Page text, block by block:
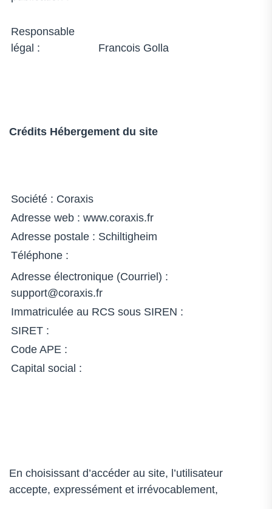
Responsable
légal :
Francois Golla
Crédits Hébergement du site
Société : Coraxis
Adresse web : www.coraxis.fr
Adresse postale : Schiltigheim
Téléphone :
Adresse électronique (Courriel) :
support@coraxis.fr
Immatriculée au RCS sous SIREN :
SIRET :
Code APE :
Capital social :
En choisissant d’accéder au site, l’utilisateur
accepte, expressément et irrévocablement,